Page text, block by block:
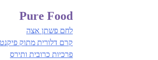
Pure Food
לחם פשתן אצה
קרם דלורית מתוק
פרכיות כרובית ותירס